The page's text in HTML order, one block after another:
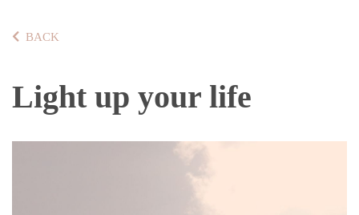
BACK
Light up your life